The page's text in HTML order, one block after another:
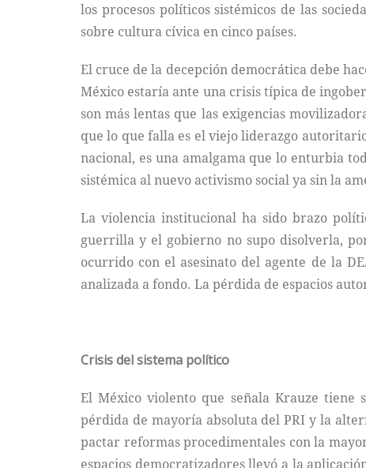
los procesos políticos sistémicos de las
sobre cultura cívica en cinco países.
El cruce de la decepción democrática debe
México estaría ante una crisis típica de
son más lentas que las exigencias
que lo que falla es el viejo liderazgo
nacional, es una amalgama que lo enturbia
sistémica al nuevo activismo social ya sin la
La violencia institucional ha sido brazo
guerrilla y el gobierno no supo disolverla,
ocurrido con el asesinato del agente de la
analizada a fondo. La pérdida de espacios
Crisis del sistema político
El México violento que señala Krauze
pérdida de mayoría absoluta del PRI y la
pactar reformas procedimentales con la
espacios democratizadores llevó a la